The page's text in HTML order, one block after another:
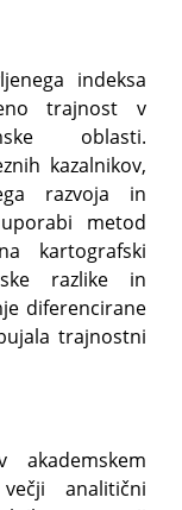
indeksa
trajnost v
oblasti.
kazalnikov,
razvoja in
metod
kartografski
razlike in
diferencirane
trajnostni
analitični